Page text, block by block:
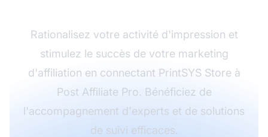
Rationalisez votre activité d'impression et
stimulez le succès de votre marketing
d'affiliation en connectant PrintSYS Store à
Post Affiliate Pro. Bénéficiez de
l'accompagnement d'experts et de solutions
de suivi efficaces.